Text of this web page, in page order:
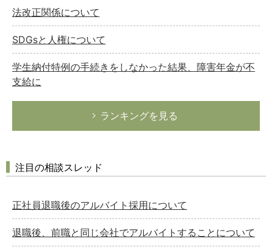
法改正関係について
SDGsと人権について
学生納付特例の手続きをしなかった結果、障害年金が不
支給に
ランキングを見る
注目の相談スレッド
正社員退職後のアルバイト採用について
退職後、前職と同じ会社でアルバイトすることについて